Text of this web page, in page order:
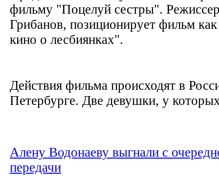
фильму "Поцелуй сестры".
Грибанов, позиционирует фильм
кино о лесбиянках".
Действия фильма происходят в
Петербурге. Две девушки, у
Алену Водонаеву выгнали с
передачи